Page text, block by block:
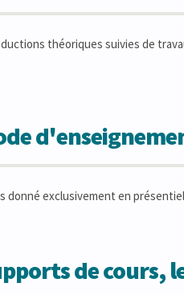
théoriques suivies de
donné exclusivement en présentiel
de cours,